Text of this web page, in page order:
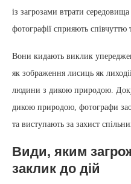
із загрозами втрати
фотографії сприяють
Вони кидають виклик
як зображення лисиць як
людини з дикою природою.
дикою природою, фотографи
та виступають за захист
Види, яким
заклик до дій